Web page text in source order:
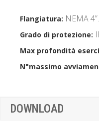
Flangiatura: NEMA 4”.
Grado di protezione:
Max profondità
N°massimo
DOWNLOAD